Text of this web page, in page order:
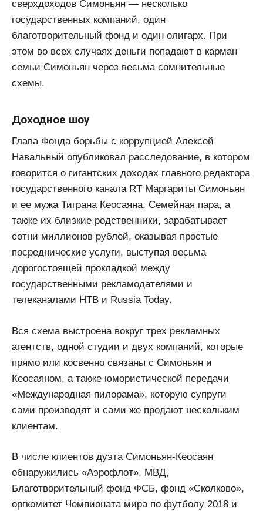
сверхдоходов Симоньян — несколько
государственных компаний, один
благотворительный фонд и один олигарх. При
этом во всех случаях деньги попадают в карман
семьи Симоньян через весьма сомнительные
схемы.
Доходное шоу
Глава Фонда борьбы с коррупцией Алексей
Навальный опубликовал расследование, в котором
говорится о гигантских доходах главного редактора
государственного канала RT Маргариты Симоньян
и ее мужа Тиграна Кеосаяна. Семейная пара, а
также их близкие родственники, зарабатывает
сотни миллионов рублей, оказывая простые
посреднические услуги, выступая весьма
дорогостоящей прокладкой между
государственными рекламодателями и
телеканалами НТВ и Russia Today.
Вся схема выстроена вокруг трех рекламных
агентств, одной студии и двух компаний, которые
прямо или косвенно связаны с Симоньян и
Кеосаяном, а также юмористической передачи
«Международная пилорама», которую супруги
сами производят и сами же продают нескольким
клиентам.
В числе клиентов дуэта Симоньян-Кеосаян
обнаружились «Аэрофлот», МВД,
Благотворительный фонд ФСБ, фонд «Сколково»,
оргкомитет Чемпионата мира по футболу 2018 и